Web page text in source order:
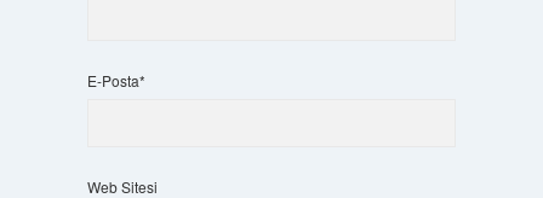
E-Posta*
Web Sitesi